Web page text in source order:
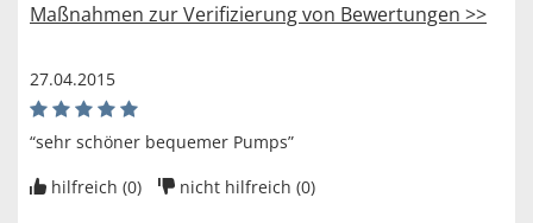
Maßnahmen zur Verifizierung von Bewertungen >>
27.04.2015
“sehr schöner bequemer Pumps”
hilfreich (0) nicht hilfreich (0)